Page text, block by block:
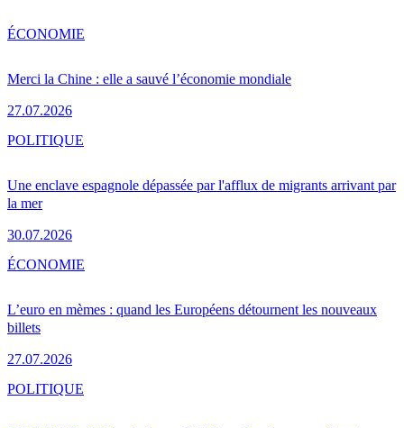
Merci la Chine : elle a sauvé l’économie mondiale
27.07.2026
ÉCONOMIE
Une enclave espagnole dépassée par l'afflux de migrants arrivant par
la mer
30.07.2026
POLITIQUE
L’euro en mèmes : quand les Européens détournent les nouveaux
billets
27.07.2026
ÉCONOMIE
POLITIQUE